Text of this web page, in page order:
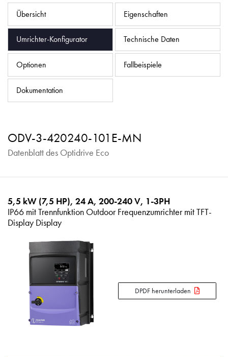
Übersicht Eigenschaften
Umrichter-Konfigurator Technische Daten
Optionen Fallbeispiele
Dokumentation
ODV-3-420240-101E-MN
Datenblatt des Optidrive Eco
5,5 kW (7,5 HP), 24 A, 200-240 V, 1-3PH
IP66 mit Trennfunktion Outdoor Frequenzumrichter mit TFT-
Display Display
DPDF herunterladen
Datenschutzrichtlinie
Sitemap